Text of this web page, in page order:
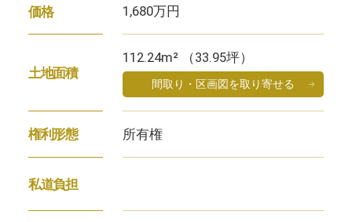
価格 1,680万円
土地面積
112.24m² （33.95坪）
間取り・区画図を取り寄せる
権利形態 所有権
私道負担